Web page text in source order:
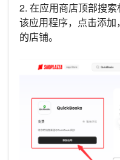
2. 在应用商店顶部搜
该应用程序，点击添
的店铺。